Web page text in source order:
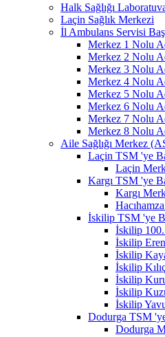
Halk Sağlığı
Laçin Sağlık Merkezi
İl Ambulans Servisi
Merkez 1 Nolu
Merkez 2 Nolu
Merkez 3 Nolu
Merkez 4 Nolu
Merkez 5 Nolu
Merkez 6 Nolu
Merkez 7 Nolu
Merkez 8 Nolu
Aile Sağlığı Merkez
Laçin TSM 'ye
Laçin
Kargı TSM 'ye
Kargı
İskilip TSM 'ye
İskilip
İskilip
İskilip
İskilip
İskilip
İskilip
İskilip
Dodurga TSM
Dodurga